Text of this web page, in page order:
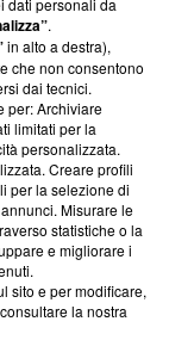
Frasca, 3 - 6900
dati personali da
.
in alto a destra),
che non consentono
dai tecnici.
per: Archiviare
limitati per la
personalizzata.
Creare profili
per la selezione di
Misurare le
statistiche o la
e migliorare i
sito e per modificare,
la nostra